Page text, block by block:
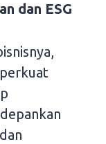
dan ESG